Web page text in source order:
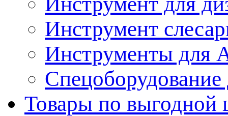
Инструмент
Инструменты
Спецоборудование
Товары по выгодной